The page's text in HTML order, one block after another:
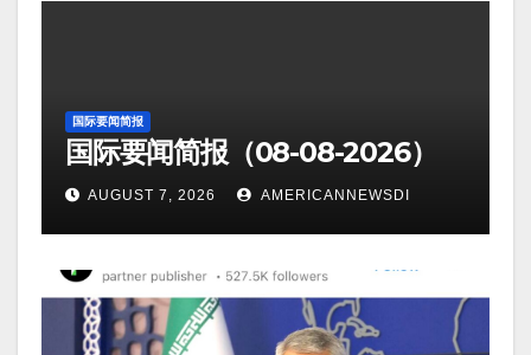
国际要闻简报
国际要闻简报（08-08-2026）
AUGUST 7, 2026 AMERICANNEWSDI